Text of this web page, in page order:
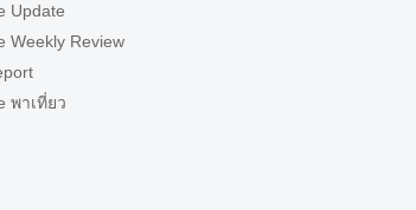
Update
Weekly Review
พาเที่ยว